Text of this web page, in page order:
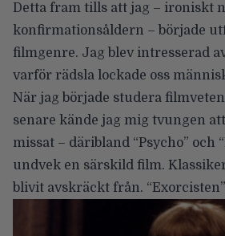
Detta fram tills att jag – ironiskt
konfirmationsåldern – började
filmgenre. Jag blev intresserad
varför rädsla lockade oss
När jag började studera
senare kände jag mig tvungen
missat – däribland “Psycho” och
undvek en särskild film.
blivit avskräckt från.